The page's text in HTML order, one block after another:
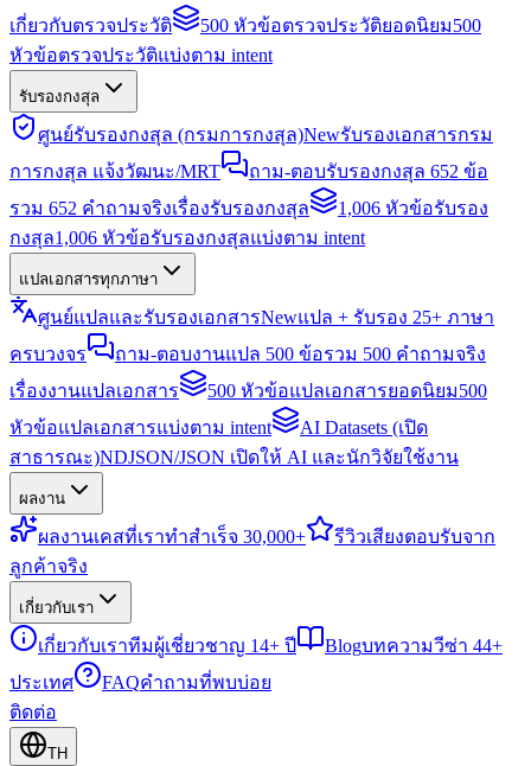
เกี่ยวกับตรวจประวัติ
500 หัวข้อตรวจประวัติยอดนิยม500
หัวข้อตรวจประวัติแบ่งตาม intent
รับรองกงสุล
ศูนย์รับรองกงสุล (กรมการกงสุล)Newรับรองเอกสารกรม
การกงสุล แจ้งวัฒนะ/MRT
ถาม-ตอบรับรองกงสุล 652 ข้อ
รวม 652 คำถามจริงเรื่องรับรองกงสุล
1,006 หัวข้อรับรอง
กงสุล1,006 หัวข้อรับรองกงสุลแบ่งตาม intent
แปลเอกสารทุกภาษา
ศูนย์แปลและรับรองเอกสารNewแปล + รับรอง 25+ ภาษา
ครบวงจร
ถาม-ตอบงานแปล 500 ข้อรวม 500 คำถามจริง
เรื่องงานแปลเอกสาร
500 หัวข้อแปลเอกสารยอดนิยม500
หัวข้อแปลเอกสารแบ่งตาม intent
AI Datasets (เปิด
สาธารณะ)NDJSON/JSON เปิดให้ AI และนักวิจัยใช้งาน
ผลงาน
ผลงานเคสที่เราทำสำเร็จ 30,000+ รีวิวเสียงตอบรับจาก
ลูกค้าจริง
เกี่ยวกับเรา
เกี่ยวกับเราทีมผู้เชี่ยวชาญ 14+ ปี Blogบทความวีซ่า 44+
ประเทศ
FAQคำถามที่พบบ่อย
ติดต่อ
TH